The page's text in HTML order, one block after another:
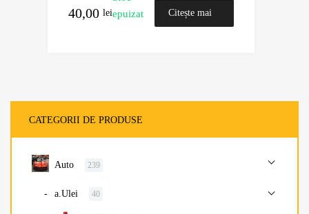
40,00 leiepuizat
Citește mai
CATEGORII DE PRODUSE
Auto 239
a.Ulei 40